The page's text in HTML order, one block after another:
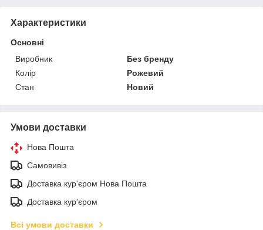
Характеристики
Основні
Виробник
Без бренду
Колір
Рожевий
Стан
Новий
Умови доставки
Нова Пошта
Самовивіз
Доставка кур'єром Нова Пошта
Доставка кур'єром
Всі умови доставки